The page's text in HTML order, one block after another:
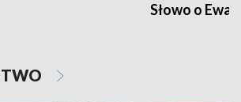
Słowo o